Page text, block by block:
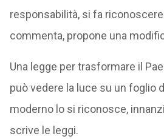
responsabilità, si fa
commenta, propone una
Una legge per trasformare il
può vedere la luce su un foglio
moderno lo si riconosce,
scrive le leggi.